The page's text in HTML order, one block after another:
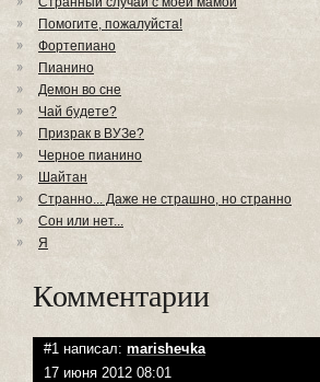
Помогите, пожалуйста!
Фортепиано
Пианино
Демон во сне
Чай будете?
Призрак в ВУЗе?
Черное пианино
Шайтан
Странно... Даже не страшно, но странно
Сон или нет...
Я
Комментарии
#1 написал: marisheчka
17 июня 2012 08:01